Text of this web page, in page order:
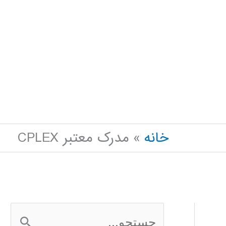
خانه
مدرک معتبر CPLEX